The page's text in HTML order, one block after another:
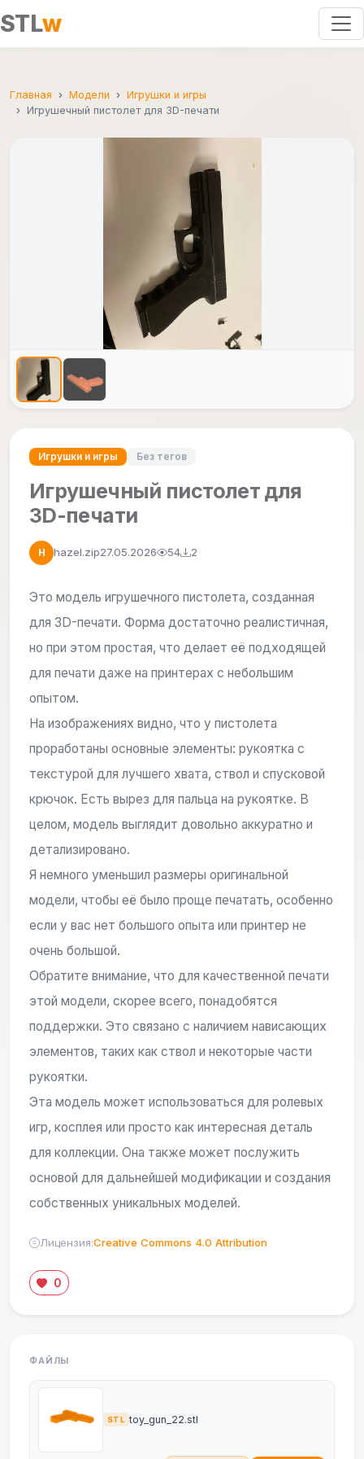
STLw
Главная Модели
Игрушки и игры
Игрушечный пистолет для 3D-печати
Игрушки и игры Без тегов
Игрушечный пистолет для
3D-печати
H hazel.zip27.05.2026 54 2
Это модель игрушечного пистолета, созданная
для 3D-печати. Форма достаточно реалистичная,
но при этом простая, что делает её подходящей
для печати даже на принтерах с небольшим
опытом.
На изображениях видно, что у пистолета
проработаны основные элементы: рукоятка с
текстурой для лучшего хвата, ствол и спусковой
крючок. Есть вырез для пальца на рукоятке. В
целом, модель выглядит довольно аккуратно и
детализировано.
Я немного уменьшил размеры оригинальной
модели, чтобы её было проще печатать, особенно
если у вас нет большого опыта или принтер не
очень большой.
Обратите внимание, что для качественной печати
этой модели, скорее всего, понадобятся
поддержки. Это связано с наличием нависающих
элементов, таких как ствол и некоторые части
рукоятки.
Эта модель может использоваться для ролевых
игр, косплея или просто как интересная деталь
для коллекции. Она также может послужить
основой для дальнейшей модификации и создания
собственных уникальных моделей.
Лицензия:Creative Commons 4.0 Attribution
0
ФАЙЛЫ
STL toy_gun_22.stl